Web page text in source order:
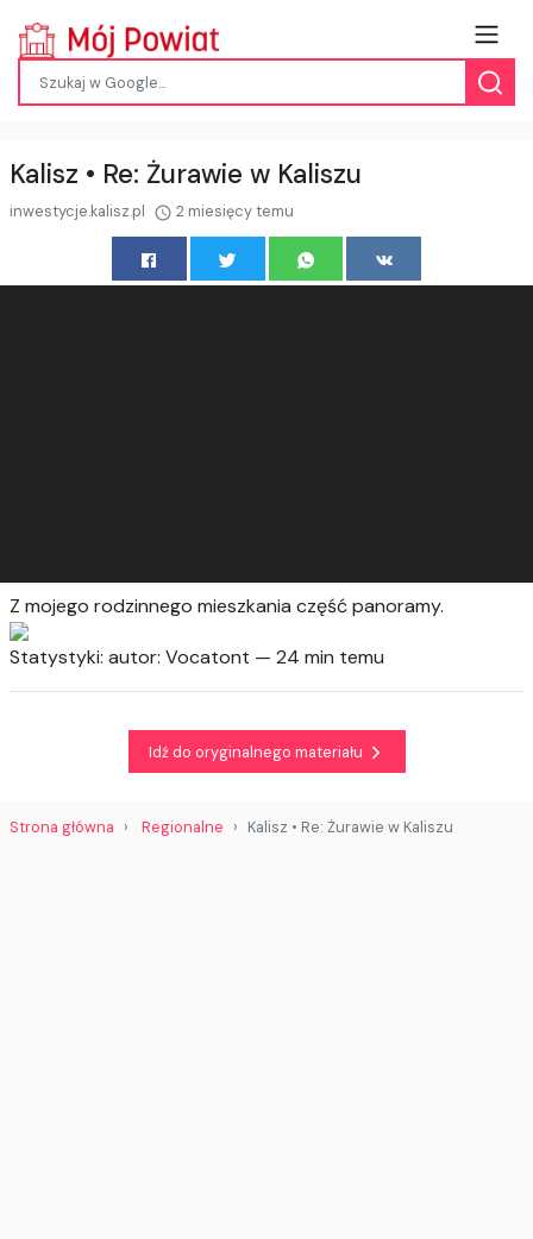
Kalisz • Re: Żurawie w Kaliszu
inwestycje.kalisz.pl 2 miesięcy temu
Z mojego rodzinnego mieszkania część panoramy.
Statystyki: autor: Vocatont — 24 min temu
Idź do oryginalnego materiału
Strona główna Regionalne Kalisz • Re: Żurawie w Kaliszu